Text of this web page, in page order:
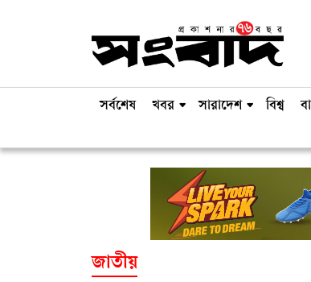
সর্বশেষ খবর সারাদেশ বিশ্ব
জাতীয়